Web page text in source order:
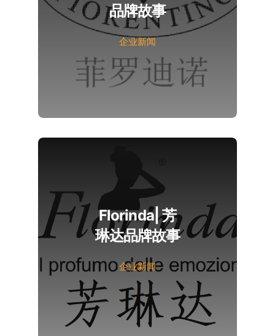
品牌故事
企业新闻
Florinda| 芳
琳达品牌故事
企业新闻